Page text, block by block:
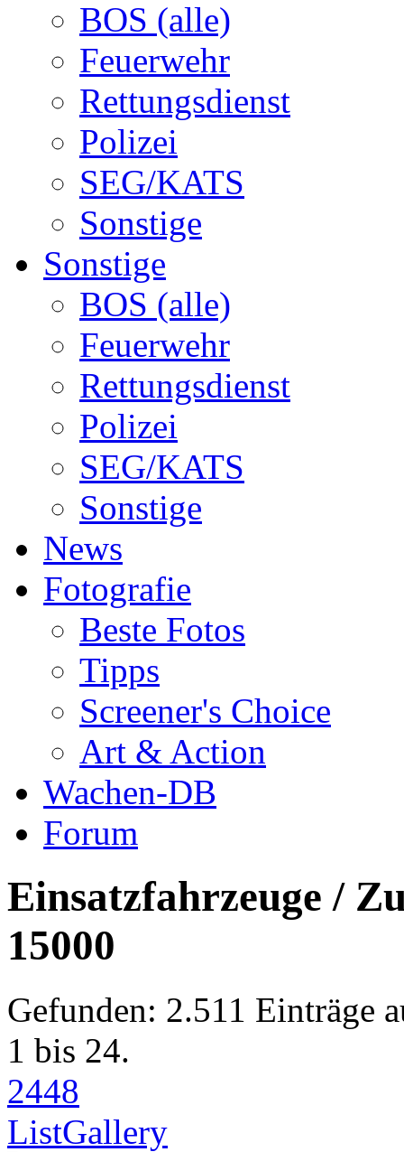
BOS (alle)
Feuerwehr
Rettungsdienst
Polizei
SEG/KATS
Sonstige
Sonstige
BOS (alle)
Feuerwehr
Rettungsdienst
Polizei
SEG/KATS
Sonstige
News
Fotografie
Beste Fotos
Tipps
Screener's Choice
Art & Action
Wachen-DB
Forum
Einsatzfahrzeuge /
15000
Gefunden: 2.511 Einträge
1 bis 24.
2448
ListGallery